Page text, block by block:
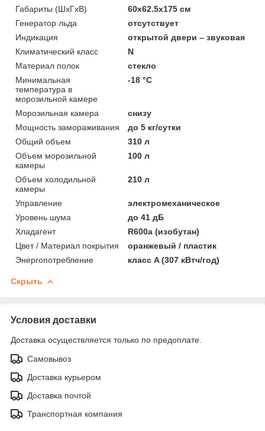
Габариты (ШxГxВ)
60x62.5x175 см
Генератор льда
отсутствует
Индикация
открытой двери – звуковая
Климатический класс
N
Материал полок
стекло
Минимальная
температура в
морозильной камере
-18 °C
Морозильная камера
снизу
Мощность замораживания
до 5 кг/cутки
Общий объем
310 л
Объем морозильной
камеры
100 л
Объем холодильной
камеры
210 л
Управление
электромеханическое
Уровень шума
до 41 дБ
Хладагент
R600a (изобутан)
Цвет / Материал покрытия
оранжевый / пластик
Энергопотребление
класс A (307 кВтч/год)
Скрыть
Условия доставки
Доставка осуществляется только по предоплате.
Самовывоз
Доставка курьером
Доставка почтой
Транспортная компания